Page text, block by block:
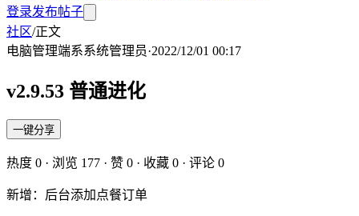
登录发布帖子
社区/正文
电脑管理端系系统管理员·2022/12/01 00:17
v2.9.53 普通进化
一键分享
热度 0 · 浏览 177 · 赞 0 · 收藏 0 · 评论 0
新增：后台添加点餐订单